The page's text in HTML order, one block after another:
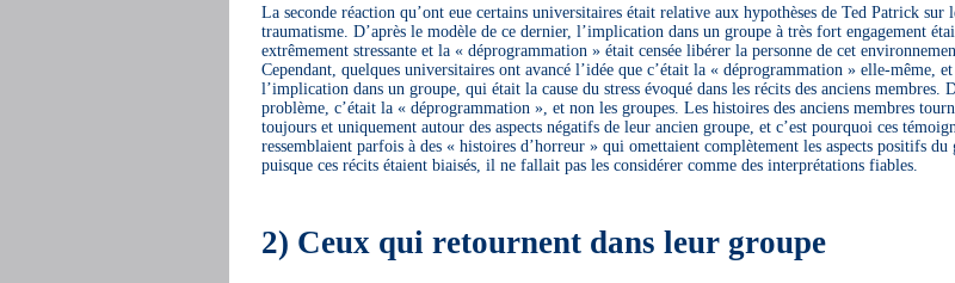
La seconde réaction qu’ont eue certains universitaires était relative aux hypothèses de Ted Patrick sur
traumatisme. D’après le modèle de ce dernier, l’implication dans un groupe à très fort engagement
extrêmement stressante et la « déprogrammation » était censée libérer la personne de cet
Cependant, quelques universitaires ont avancé l’idée que c’était la « déprogrammation » elle-même,
l’implication dans un groupe, qui était la cause du stress évoqué dans les récits des anciens membres.
problème, c’était la « déprogrammation », et non les groupes. Les histoires des anciens membres
toujours et uniquement autour des aspects négatifs de leur ancien groupe, et c’est pourquoi ces
ressemblaient parfois à des « histoires d’horreur » qui omettaient complètement les aspects positifs du
puisque ces récits étaient biaisés, il ne fallait pas les considérer comme des interprétations fiables.
2) Ceux qui retournent dans leur groupe